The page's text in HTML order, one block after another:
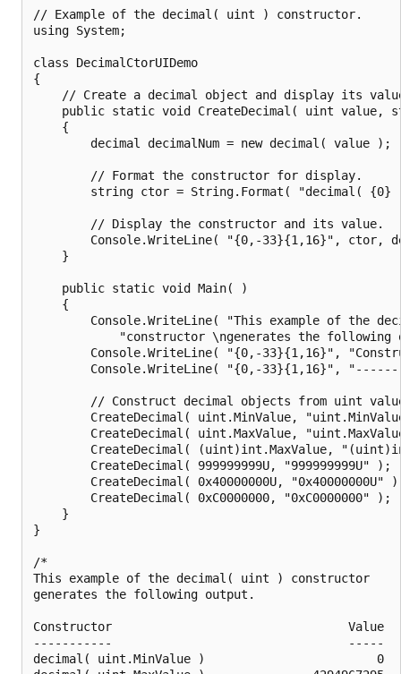
// Example of the decimal( uint ) constructor.
using System;
class DecimalCtorUIDemo
{
// Create a decimal object and display its
public static void CreateDecimal( uint value,
    {
        decimal decimalNum = new decimal( value );
        // Format the constructor for display.
string ctor = String.Format( "decimal( {0}
        // Display the constructor and its value.
Console.WriteLine( "{0,-33}{1,16}", ctor,
    }
    public static void Main( )
    {
Console.WriteLine( "This example of the
"constructor \ngenerates the following
Console.WriteLine( "{0,-33}{1,16}",
Console.WriteLine( "{0,-33}{1,16}",
// Construct decimal objects from uint
CreateDecimal( uint.MinValue,
CreateDecimal( uint.MaxValue,
CreateDecimal( (uint)int.MaxValue,
        CreateDecimal( 999999999U, "999999999U" );
CreateDecimal( 0x40000000U, "0x40000000U"
        CreateDecimal( 0xC0000000, "0xC0000000" );
    }
}
/*
This example of the decimal( uint ) constructor
generates the following output.
Constructor                                 Value
-----------                                 -----
decimal( uint.MinValue )                        0